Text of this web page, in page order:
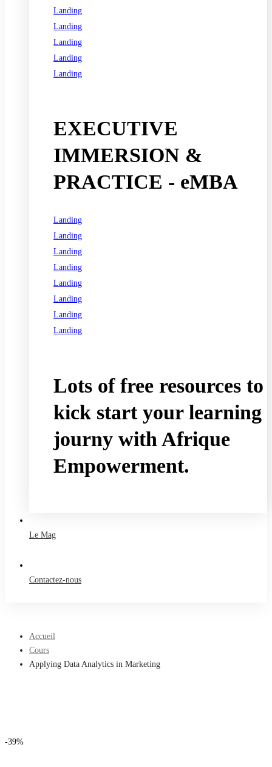
Landing
Landing
Landing
Landing
Landing
EXECUTIVE
IMMERSION &
PRACTICE - eMBA
Landing
Landing
Landing
Landing
Landing
Landing
Landing
Landing
Lots of free resources to
kick start your learning
journy with Afrique
Empowerment.
Le Mag
Contactez-nous
Accueil
Cours
Applying Data Analytics in Marketing
-39%